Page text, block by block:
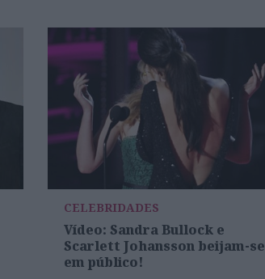
CELEBRIDADES
Vídeo: Sandra Bullock e
Scarlett Johansson beijam-se
em público!